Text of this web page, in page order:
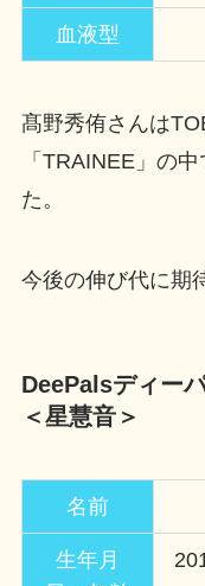
血液型
髙野秀侑さんは
「TRAINEE」の
た。
今後の伸び代に期
DeePalsディー
＜星慧音＞
名前
生年月